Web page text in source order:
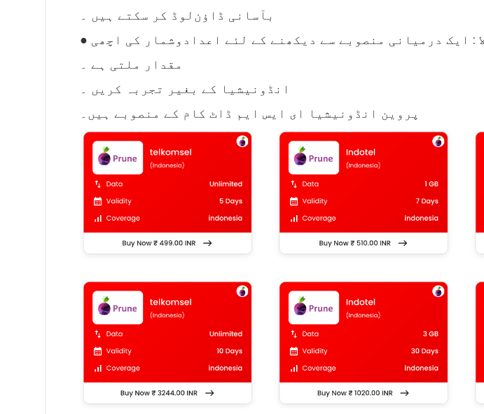
بآسانی ڈاؤن‌لوڈ کر سکتے ہیں ۔
● توازن میں سفر کرنے والا : ایک درمیانی منصوبے سے دیکھنے کے لئے اعدادوشمار کی اچھی
مقدار ملتی ہے ۔
انڈونیشیا کے بغیر تجربہ کریں ۔
پروین انڈونیشیا ای ایس ایم ڈاٹ کام کے منصوبے ہیں۔